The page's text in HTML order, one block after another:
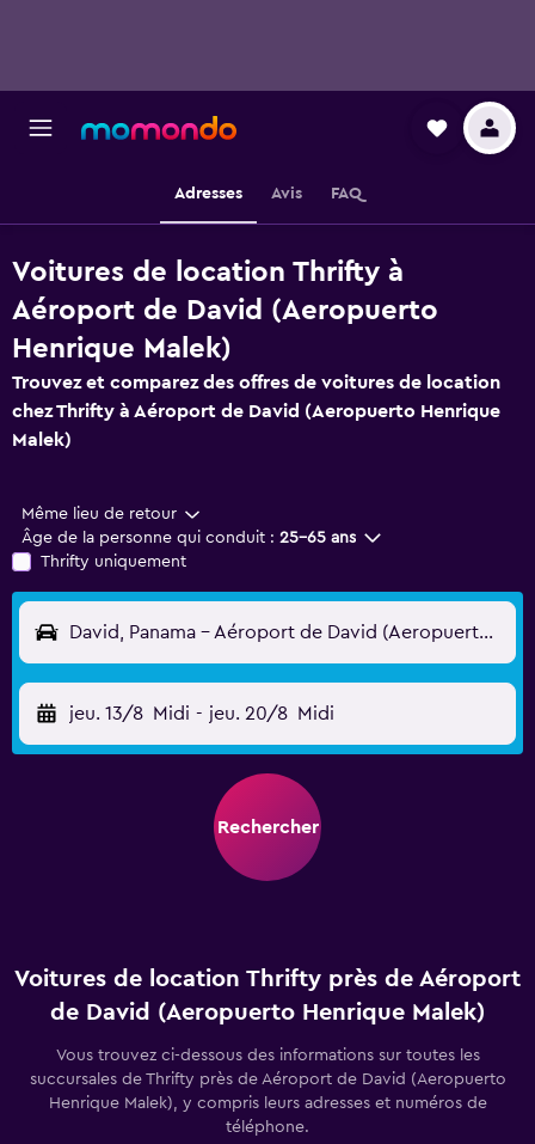
Adresses Avis FAQ
Voitures de location Thrifty à
Aéroport de David (Aeropuerto
Henrique Malek)
Trouvez et comparez des offres de voitures de location
chez Thrifty à Aéroport de David (Aeropuerto Henrique
Malek)
Même lieu de retour
Âge de la personne qui conduit : 25-65 ans
Thrifty uniquement
David, Panama - Aéroport de David (Aeropuerto Henrique Malek) (DAV)
jeu. 13/8 Midi - jeu. 20/8 Midi
Rechercher
Voitures de location Thrifty près de Aéroport
de David (Aeropuerto Henrique Malek)
Vous trouvez ci-dessous des informations sur toutes les
succursales de Thrifty près de Aéroport de David (Aeropuerto
Henrique Malek), y compris leurs adresses et numéros de
téléphone.